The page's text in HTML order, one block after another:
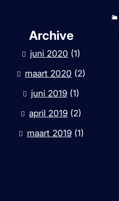
Archive
juni 2020 (1)
maart 2020 (2)
juni 2019 (1)
april 2019 (2)
maart 2019(1)